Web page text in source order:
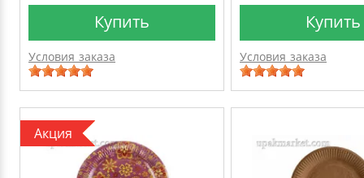
Купить
Условия заказа
Купить
Условия заказа
Акция